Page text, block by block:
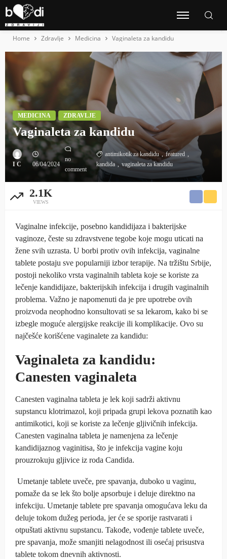
Home Zdravlje Medicina Vaginaleta za kandidu
MEDICINA ZDRAVLJE
Vaginaleta za kandidu
I C 06/04/2024
no
comment
antimikotik za kandidu
featured
kandida
vaginaleta za kandidu
2.1K
VIEWS
Vaginalne infekcije, posebno kandidijaza i bakterijske
vaginoze, česte su zdravstvene tegobe koje mogu uticati na
žene svih uzrasta. U borbi protiv ovih infekcija, vaginalne
tablete postaju sve popularniji izbor terapije. Na tržištu Srbije,
postoji nekoliko vrsta vaginalnih tableta koje se koriste za
lečenje kandidijaze, bakterijskih infekcija i drugih vaginalnih
problema. Važno je napomenuti da je pre upotrebe ovih
proizvoda neophodno konsultovati se sa lekarom, kako bi se
izbegle moguće alergijske reakcije ili komplikacije. Ovo su
najčešće korišćene vaginalete za kandidu:
Vaginaleta za kandidu:
Canesten vaginaleta
Canesten vaginalna tableta je lek koji sadrži aktivnu
supstancu klotrimazol, koji pripada grupi lekova poznatih kao
antimikotici, koji se koriste za lečenje gljivičnih infekcija.
Canesten vaginalna tableta je namenjena za lečenje
kandidijaznog vaginitisa, što je infekcija vagine koju
prouzrokuju gljivice iz roda Candida.
Umetanje tablete uveče, pre spavanja, duboko u vaginu,
pomaže da se lek što bolje apsorbuje i deluje direktno na
infekciju. Umetanje tablete pre spavanja omogućava leku da
deluje tokom dužeg perioda, jer će se sporije rastvarati i
otpuštati aktivnu supstancu. Takođe, vođenje tablete uveče,
pre spavanja, može smanjiti nelagodnost ili osećaj prisustva
tablete tokom dnevnih aktivnosti.